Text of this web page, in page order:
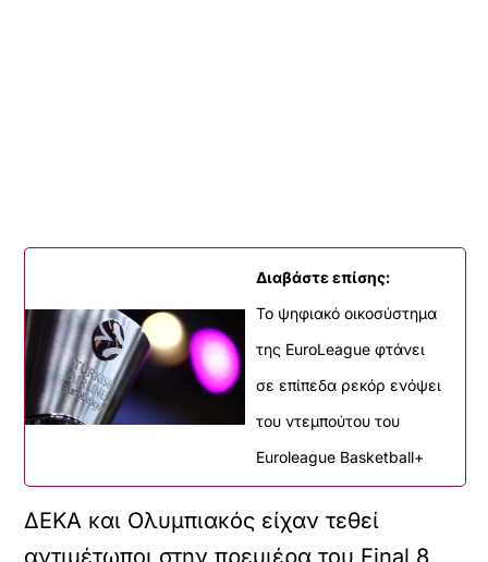
Διαβάστε επίσης:
Το ψηφιακό οικοσύστημα
της EuroLeague φτάνει
σε επίπεδα ρεκόρ ενόψει
του ντεμπούτου του
Euroleague Basketball+
ΔΕΚΑ και Ολυμπιακός είχαν τεθεί
αντιμέτωποι στην πρεμιέρα του Final 8,